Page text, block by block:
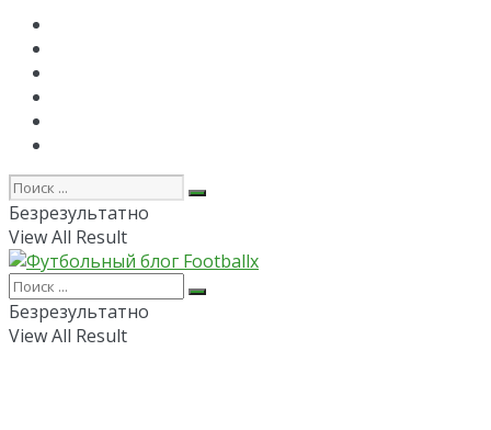
Безрезультатно
View All Result
Безрезультатно
View All Result